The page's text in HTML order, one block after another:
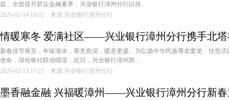
益，全面提升群众金融素养，兴业银行漳州分行以传...
2026-02-14 18:02 来源:兴业银行漳州分行
情暖寒冬 爱满社区——兴业银行漳州分行携手北
新春佳节将至，年味渐浓，寒意愈深，暖意更盛。为弘扬中华民族尊老爱老、扶危
使命，深化银社联动情谊，近日，兴业银行漳州胜...
2026-02-13 17:23 来源:兴业银行漳州分行
墨香融金融 兴福暖漳州——兴业银行漳州分行新春